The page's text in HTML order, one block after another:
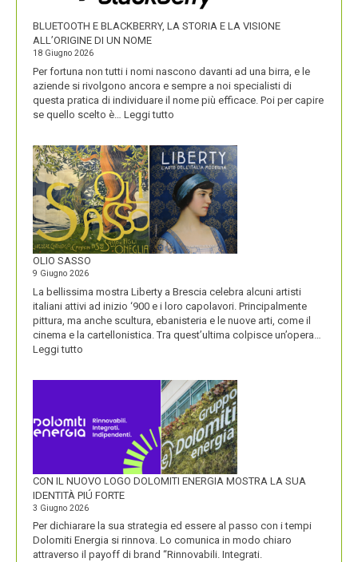
PRODOTTI
BLUETOOTH E BLACKBERRY, LA STORIA E LA VISIONE
ALL’ORIGINE DI UN NOME
18 Giugno 2026
Per fortuna non tutti i nomi nascono davanti ad una birra, e le
aziende si rivolgono ancora e sempre a noi specialisti di
questa pratica di individuare il nome più efficace. Poi per capire
se quello scelto è… Leggi tutto
BLACKBERRY,
LA
STORIA
E
LA
VISIONE
ALL’ORIGINE
DI
NOME
OLIO SASSO
9 Giugno 2026
La bellissima mostra Liberty a Brescia celebra alcuni artisti
italiani attivi ad inizio ‘900 e i loro capolavori. Principalmente
pittura, ma anche scultura, ebanisteria e le nuove arti, come il
cinema e la cartellonistica. Tra quest’ultima colpisce un’opera…
Leggi tutto
CON IL NUOVO LOGO DOLOMITI ENERGIA MOSTRA LA SUA
IDENTITÀ PIÚ FORTE
3 Giugno 2026
Per dichiarare la sua strategia ed essere al passo con i tempi
Dolomiti Energia si rinnova. Lo comunica in modo chiaro
attraverso il payoff di brand “Rinnovabili. Integrati.